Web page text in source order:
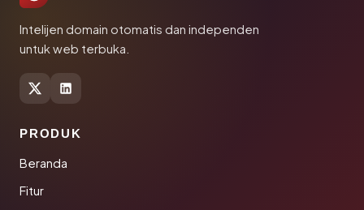
Intelijen domain otomatis dan independen
untuk web terbuka.
PRODUK
Beranda
Fitur